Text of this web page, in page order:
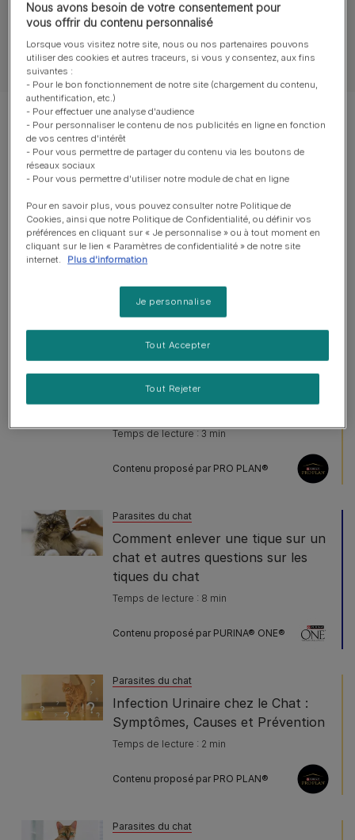
Tous nos articles sur les chats
Montrer 11 sur 11 articles
Les articles les plus consultés
Parasites du chat
Puces du chat : Causes,
prévention et traitement
Temps de lecture : 8 min
Parasites du chat
Spécial été : Les parasites qui
Temps de lecture : 3 min
Contenu proposé par PRO PLAN®
Parasites du chat
Comment enlever une tique sur un
chat et autres questions sur les
tiques du chat
Temps de lecture : 8 min
Contenu proposé par PURINA® ONE®
Parasites du chat
Infection Urinaire chez le Chat :
Symptômes, Causes et Prévention
Temps de lecture : 2 min
Contenu proposé par PRO PLAN®
Parasites du chat
Nous avons besoin de votre consentement pour
vous offrir du contenu personnalisé
Lorsque vous visitez notre site, nous ou nos partenaires pouvons
utiliser des cookies et autres traceurs, si vous y consentez, aux fins
suivantes :
- Pour le bon fonctionnement de notre site (chargement du contenu,
authentification, etc.)
- Pour effectuer une analyse d'audience
- Pour personnaliser le contenu de nos publicités en ligne en fonction
de vos centres d'intérêt
- Pour vous permettre de partager du contenu via les boutons de
réseaux sociaux
- Pour vous permettre d'utiliser notre module de chat en ligne
Pour en savoir plus, vous pouvez consulter notre Politique de
Cookies, ainsi que notre Politique de Confidentialité, ou définir vos
préférences en cliquant sur « Je personnalise » ou à tout moment en
cliquant sur le lien « Paramètres de confidentialité » de notre site
internet.
Plus d'information
Je personnalise
Tout Rejeter
Tout Accepter